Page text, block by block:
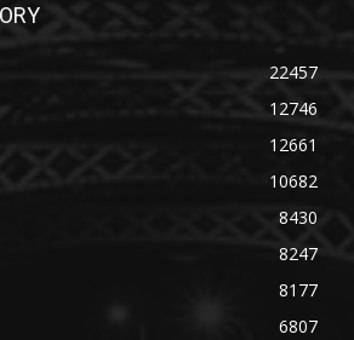
22457
12746
12661
10682
8430
8247
8177
6807